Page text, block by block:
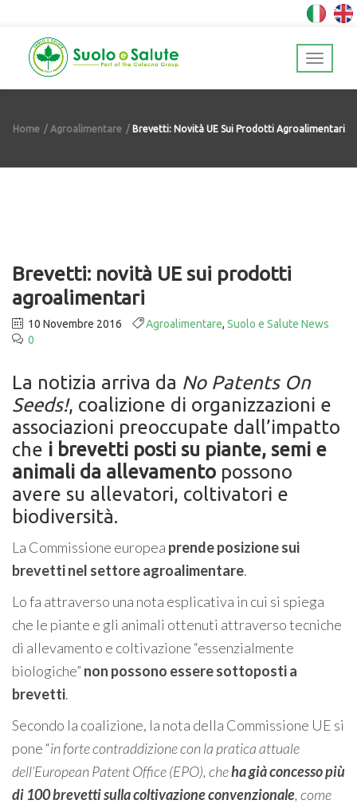
Home Agroalimentare Brevetti: Novità UE Sui Prodotti Agroalimentari
Brevetti: novità UE sui prodotti
agroalimentari
10 Novembre 2016 Agroalimentare, Suolo e Salute News
0
La notizia arriva da No Patents On
Seeds!, coalizione di organizzazioni e
associazioni preoccupate dall’impatto
che i brevetti posti su piante, semi e
animali da allevamento possono
avere su allevatori, coltivatori e
biodiversità.
La Commissione europea prende posizione sui
brevetti nel settore agroalimentare.
Lo fa attraverso una nota esplicativa in cui si spiega
che le piante e gli animali ottenuti attraverso tecniche
di allevamento e coltivazione “essenzialmente
biologiche” non possono essere sottoposti a
brevetti.
Secondo la coalizione, la nota della Commissione UE si
pone “in forte contraddizione con la pratica attuale
dell’European Patent Office (EPO), cheha già concesso più
di 100 brevetti sulla coltivazione convenzionale, come